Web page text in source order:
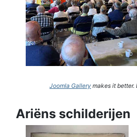
Joomla Gallery makes it better.
Ariëns schilderijen